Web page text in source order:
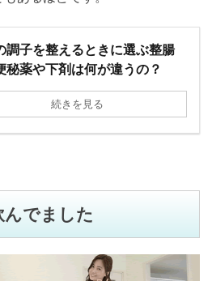
調子を整えるときに選ぶ整腸
秘薬や下剤は何が違うの？
続きを見る
んでました